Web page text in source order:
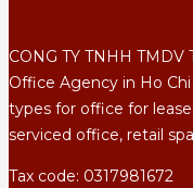
CONG TY TNHH
Office Agency in Ho
types for office for
serviced office, retail
Tax code: 0317981672